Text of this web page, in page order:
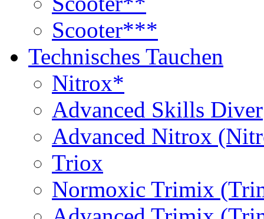
Scooter***
Technisches Tauchen
Nitrox*
Advanced Skills Diver
Advanced Nitrox
Triox
Normoxic Trimix